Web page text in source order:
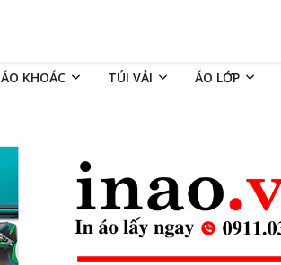
ÁO KHOÁC TÚI VẢI ÁO LỚP